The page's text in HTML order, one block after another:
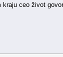
kraju ceo život